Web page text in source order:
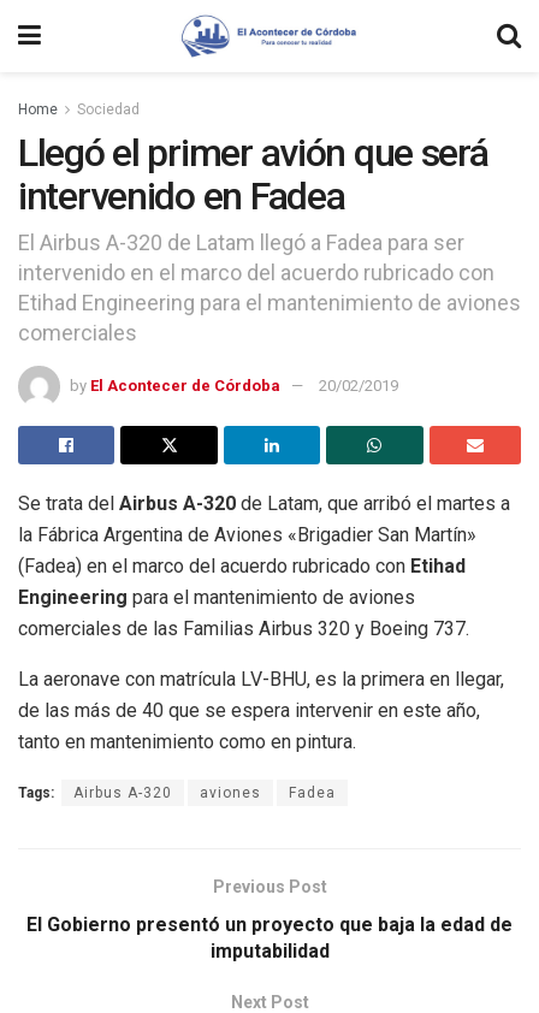
Home Sociedad
Llegó el primer avión que será
intervenido en Fadea
El Airbus A-320 de Latam llegó a Fadea para ser
intervenido en el marco del acuerdo rubricado con
Etihad Engineering para el mantenimiento de aviones
comerciales
by El Acontecer de Córdoba 20/02/2019
Se trata del Airbus A-320 de Latam, que arribó el martes a
la Fábrica Argentina de Aviones «Brigadier San Martín»
(Fadea) en el marco del acuerdo rubricado con Etihad
Engineering para el mantenimiento de aviones
comerciales de las Familias Airbus 320 y Boeing 737.
La aeronave con matrícula LV-BHU, es la primera en llegar,
de las más de 40 que se espera intervenir en este año,
tanto en mantenimiento como en pintura.
Tags: Airbus A-320 aviones Fadea
Previous Post
El Gobierno presentó un proyecto que baja la edad de
imputabilidad
Next Post